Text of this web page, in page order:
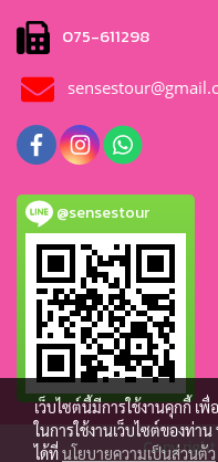
075-611298
@sensestour
Copy
เว็บไซต์นี้มีการใช้งานคุกกี้
ในการใช้งานเว็บไซต์ของท่า
ได้ที่นโยบายความเป็นส่วนตัว